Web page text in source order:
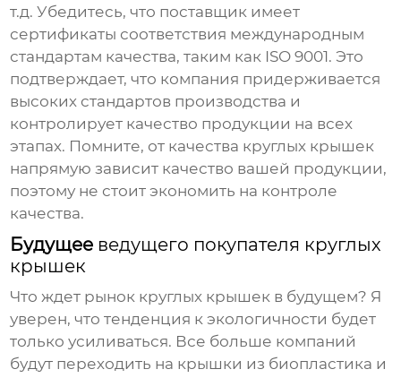
т.д. Убедитесь, что поставщик имеет
сертификаты соответствия международным
стандартам качества, таким как ISO 9001. Это
подтверждает, что компания придерживается
высоких стандартов производства и
контролирует качество продукции на всех
этапах. Помните, от качества круглых крышек
напрямую зависит качество вашей продукции,
поэтому не стоит экономить на контроле
качества.
Будущее ведущего покупателя круглых
крышек
Что ждет рынок круглых крышек в будущем? Я
уверен, что тенденция к экологичности будет
только усиливаться. Все больше компаний
будут переходить на крышки из биопластика и